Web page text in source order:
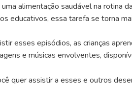
alimentação saudável na rotina
educativos, essa tarefa se torna
esses episódios, as crianças
e músicas envolventes,
quer assistir a esses e outros